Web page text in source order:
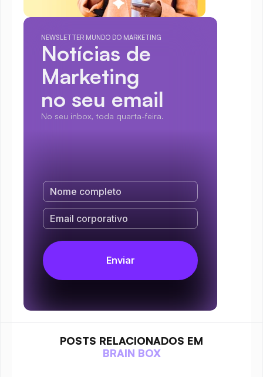
NEWSLETTER MUNDO DO MARKETING
Notícias de
Marketing
no seu email
No seu inbox, toda quarta-feira.
POSTS RELACIONADOS EM
BRAIN BOX